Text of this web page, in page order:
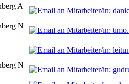
A
N
N